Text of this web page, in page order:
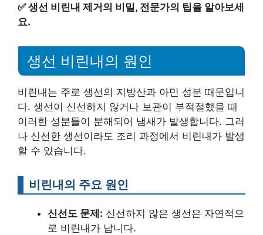
✅생선 비린내 제거의 비밀, 전문가의 팁을 알아보세
요.
생선 비린내의 원인
비린내는 주로 생선의 지방산과 아민 성분 때문입니
다. 생선이 신선하지 않거나 보관이 부적절했을 때
이러한 성분들이 분해되어 냄새가 발생합니다. 그러
나 신선한 생선이라도 조리 과정에서 비린내가 발생
할 수 있습니다.
비린내의 주요 원인
신선도 문제: 신선하지 않은 생선은 자연적으
로 비린내가 납니다.